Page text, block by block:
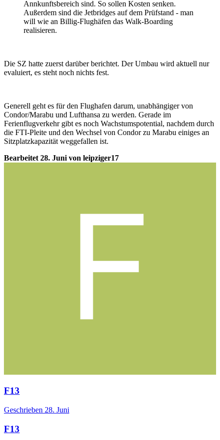
Annkunftsbereich sind. So sollen Kosten senken.
Außerdem sind die Jetbridges auf dem Prüfstand - man
will wie an Billig-Flughäfen das Walk-Boarding
realisieren.
Die SZ hatte zuerst darüber berichtet. Der Umbau wird aktuell nur
evaluiert, es steht noch nichts fest.
Generell geht es für den Flughafen darum, unabhängiger von
Condor/Marabu und Lufthansa zu werden. Gerade im
Ferienflugverkehr gibt es noch Wachstumspotential, nachdem durch
die FTI-Pleite und den Wechsel von Condor zu Marabu einiges an
Sitzplatzkapazität weggefallen ist.
Bearbeitet 28. Juni von leipziger17
F13
Geschrieben 28. Juni
F13